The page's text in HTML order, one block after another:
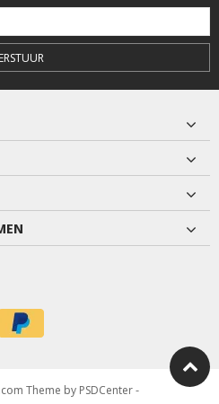
Theme by PSDCenter-